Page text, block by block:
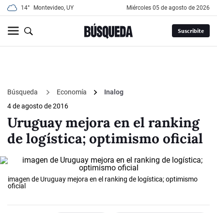
14° Montevideo, UY miércoles 05 de agosto de 2026
Suscribite
Búsqueda Economía
Inalog
4 de agosto de 2016
Uruguay mejora en el ranking
de logística; optimismo oficial
imagen de Uruguay mejora en el ranking de logística; optimismo
oficial